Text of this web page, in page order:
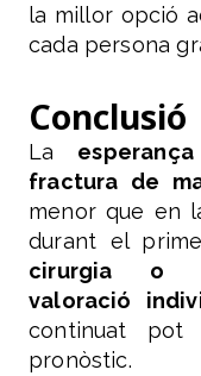
la millor opció
cada persona
Conclusió
La
fractura de
menor que en
durant el
cirurgia o
valoració
continuat pot
pronòstic.